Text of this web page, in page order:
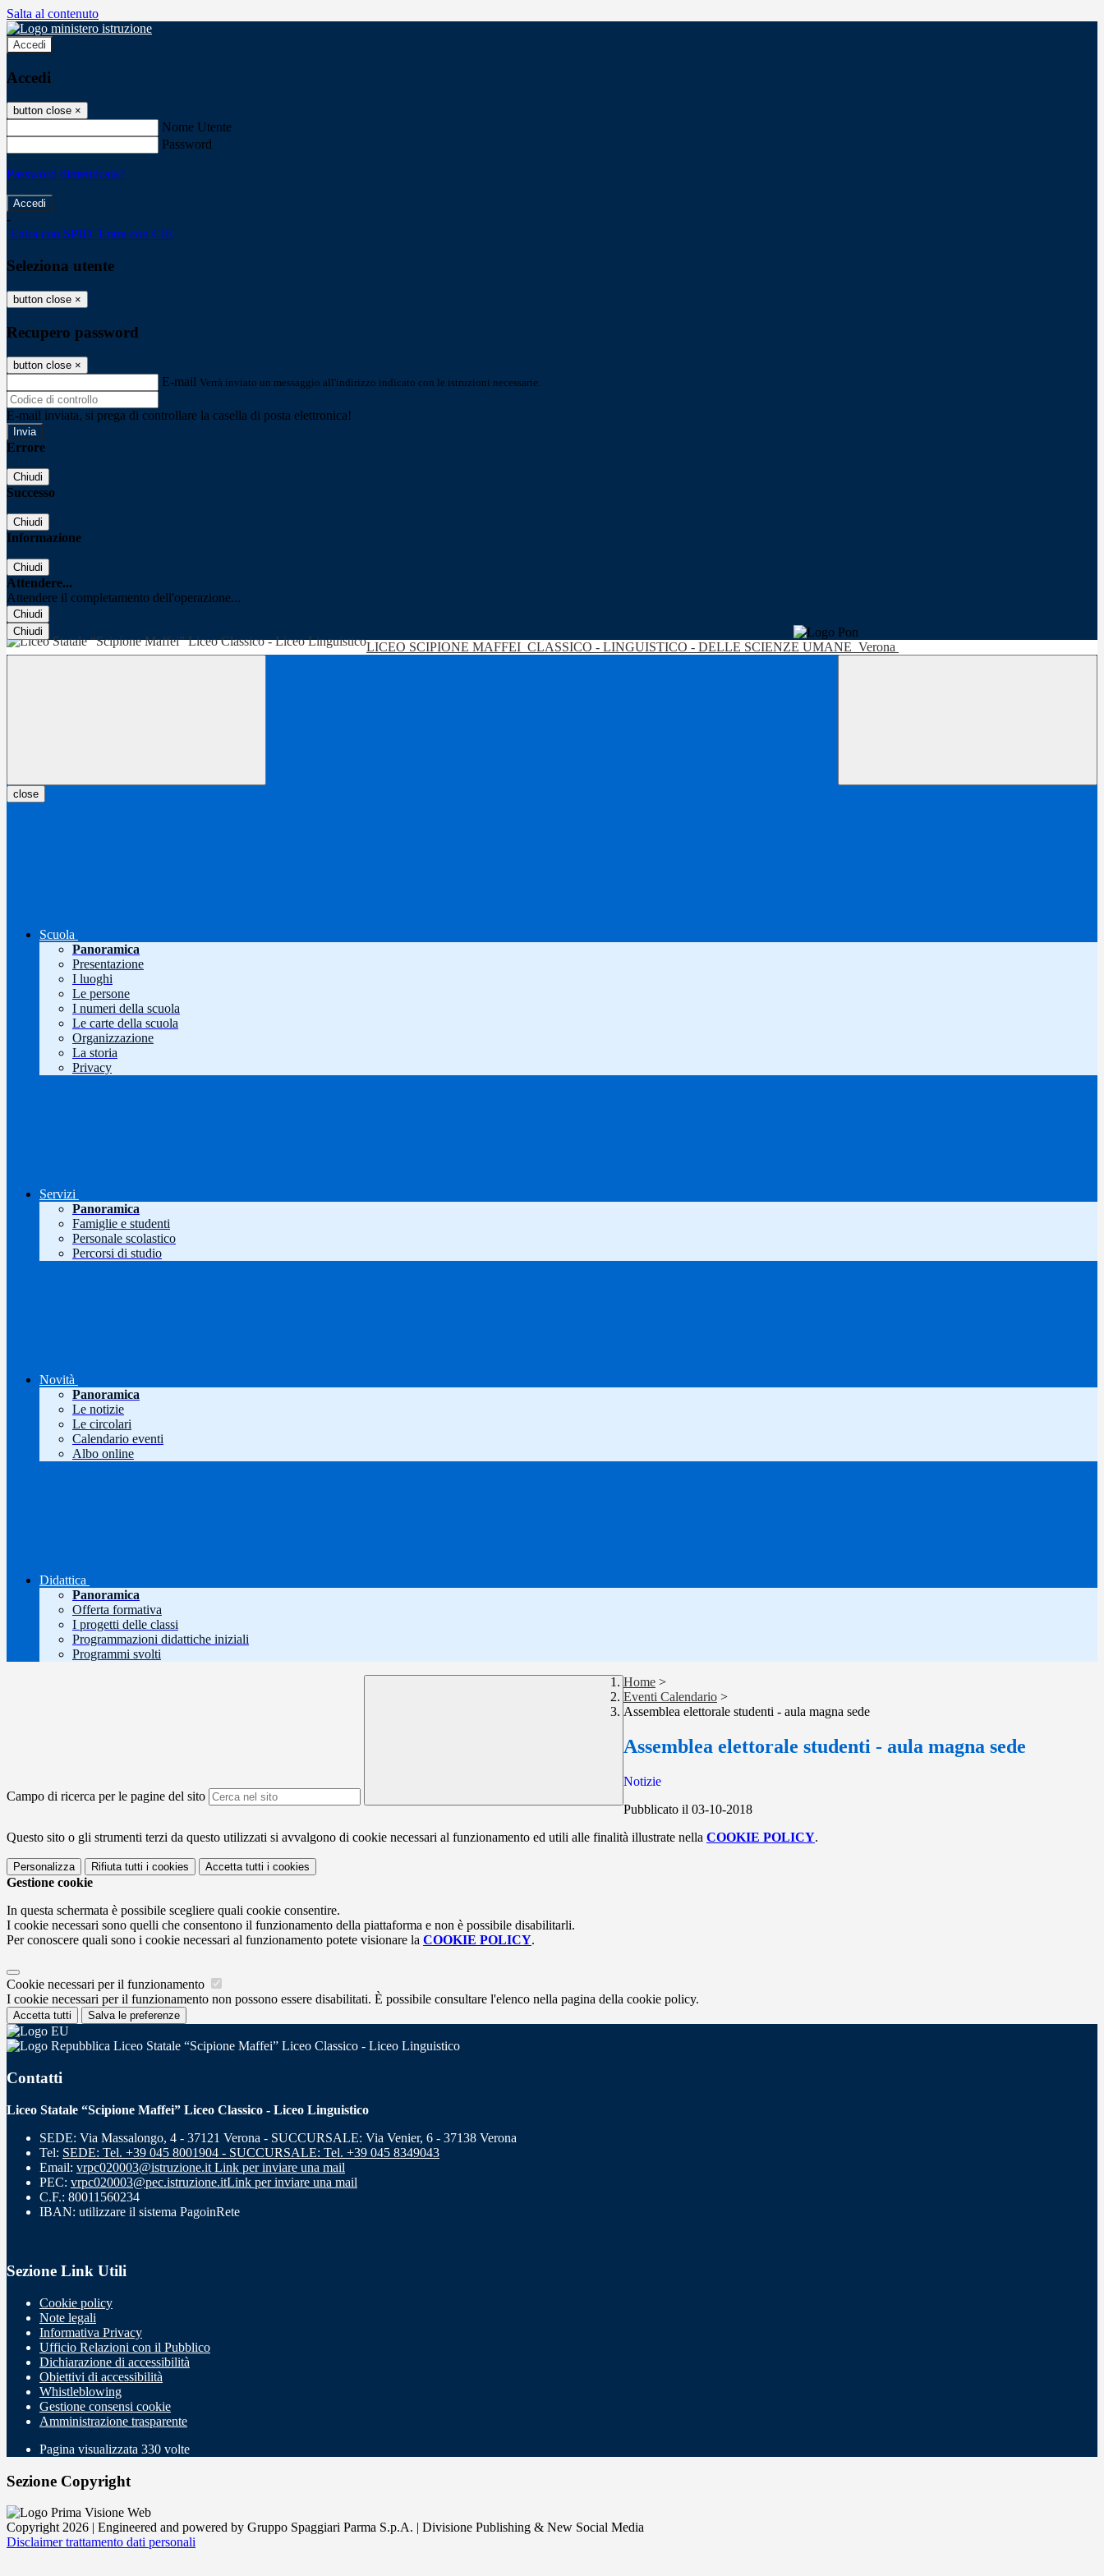
Salta al contenuto
Accedi
Accedi
button close ×
Nome Utente
Password
Password dimenticata?
-
Entra con SPID Entra con CIE
Seleziona utente
button close ×
Recupero password
button close ×
E-mail Verrà inviato un messaggio all'indirizzo indicato con le istruzioni necessarie.
E-mail inviata, si prega di controllare la casella di posta elettronica!
Errore
Chiudi
Successo
Chiudi
Informazione
Chiudi
Attendere...
Attendere il completamento dell'operazione...
Chiudi
Chiudi
LICEO SCIPIONE MAFFEI CLASSICO - LINGUISTICO - DELLE SCIENZE UMANE Verona
close
Scuola
Panoramica
Presentazione
I luoghi
Le persone
I numeri della scuola
Le carte della scuola
Organizzazione
La storia
Privacy
Servizi
Panoramica
Famiglie e studenti
Personale scolastico
Percorsi di studio
Novità
Panoramica
Le notizie
Le circolari
Calendario eventi
Albo online
Didattica
Panoramica
Offerta formativa
I progetti delle classi
Programmazioni didattiche iniziali
Programmi svolti
Campo di ricerca per le pagine del sito
Home >
Eventi Calendario >
Assemblea elettorale studenti - aula magna sede
Assemblea elettorale studenti - aula magna sede
Notizie
Pubblicato il 03-10-2018
Questo sito o gli strumenti terzi da questo utilizzati si avvalgono di cookie necessari al funzionamento ed utili alle finalità illustrate nella COOKIE POLICY.
Personalizza Rifiuta tutti i cookies Accetta tutti i cookies
Gestione cookie
In questa schermata è possibile scegliere quali cookie consentire.
I cookie necessari sono quelli che consentono il funzionamento della piattaforma e non è possibile disabilitarli.
Per conoscere quali sono i cookie necessari al funzionamento potete visionare la COOKIE POLICY.
Cookie necessari per il funzionamento
I cookie necessari per il funzionamento non possono essere disabilitati. È possibile consultare l'elenco nella pagina della cookie policy.
Accetta tutti Salva le preferenze
Liceo Statale “Scipione Maffei” Liceo Classico - Liceo Linguistico
Contatti
Liceo Statale “Scipione Maffei” Liceo Classico - Liceo Linguistico
SEDE: Via Massalongo, 4 - 37121 Verona - SUCCURSALE: Via Venier, 6 - 37138 Verona
Tel: SEDE: Tel. +39 045 8001904 - SUCCURSALE: Tel. +39 045 8349043
Email: vrpc020003@istruzione.it Link per inviare una mail
PEC: vrpc020003@pec.istruzione.itLink per inviare una mail
C.F.: 80011560234
IBAN: utilizzare il sistema PagoinRete
Sezione Link Utili
Cookie policy
Note legali
Informativa Privacy
Ufficio Relazioni con il Pubblico
Dichiarazione di accessibilità
Obiettivi di accessibilità
Whistleblowing
Gestione consensi cookie
Amministrazione trasparente
Pagina visualizzata 330 volte
Sezione Copyright
Copyright 2026 | Engineered and powered by Gruppo Spaggiari Parma S.p.A. | Divisione Publishing & New Social Media
Disclaimer trattamento dati personali